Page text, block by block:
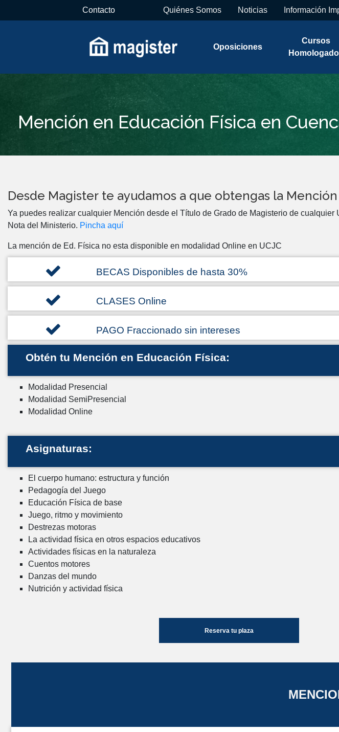
Contacto Quiénes Somos Noticias Información
Oposiciones
Cursos
Mención en Educación Física en
Desde Magister te ayudamos a que obtengas la
Ya puedes realizar cualquier Mención desde el Título de Grado de Magisterio de
Nota del Ministerio. Pincha aquí
La mención de Ed. Física no esta disponible en modalidad Online en UCJC
BECAS Disponibles de hasta 30%
CLASES Online
PAGO Fraccionado sin intereses
Obtén tu Mención en Educación Física:
Modalidad Presencial
Modalidad SemiPresencial
Modalidad Online
Asignaturas:
El cuerpo humano: estructura y función
Pedagogía del Juego
Educación Física de base
Juego, ritmo y movimiento
Destrezas motoras
La actividad física en otros espacios educativos
Actividades físicas en la naturaleza
Cuentos motores
Danzas del mundo
Nutrición y actividad física
Reserva tu plaza